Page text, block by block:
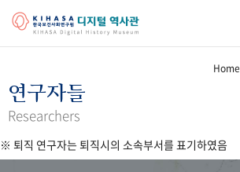
걸어온 길 기관 변천사
연구 역사
Home
연구자들
Researchers
※ 퇴직 연구자는 퇴직시의 소속부서를 표기하였음